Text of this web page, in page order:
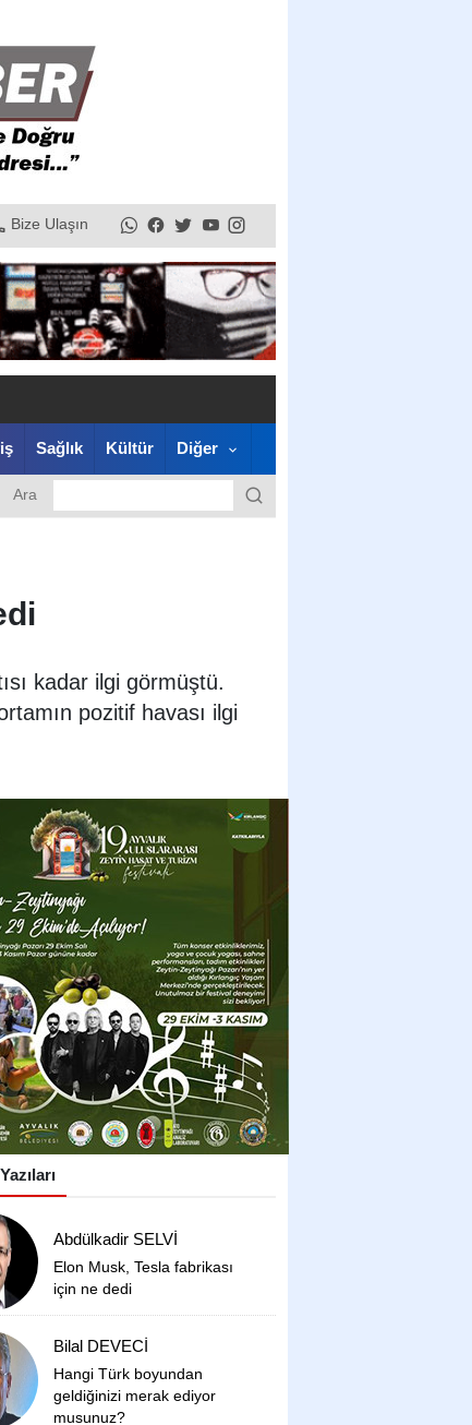
Bize Ulaşın
Sağlık Kültür Diğer
Ara
kadar ilgi görmüştü.
pozitif havası ilgi
Abdülkadir SELVİ
Elon Musk, Tesla fabrikası
için ne dedi
Bilal DEVECİ
Hangi Türk boyundan
geldiğinizi merak ediyor
musunuz?